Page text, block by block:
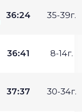
36:24 35-39г.
36:41 8-14г.
37:37 30-34г.